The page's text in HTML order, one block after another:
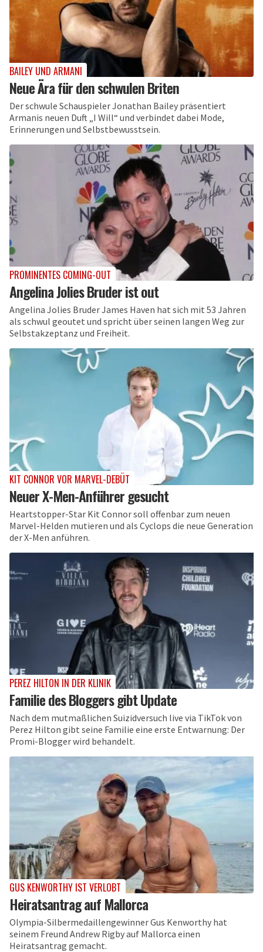
BAILEY UND ARMANI
Neue Ära für den schwulen Briten
Der schwule Schauspieler Jonathan Bailey präsentiert
Armanis neuen Duft „I Will“ und verbindet dabei Mode,
Erinnerungen und Selbstbewusstsein.
PROMINENTES COMING-OUT
Angelina Jolies Bruder ist out
Angelina Jolies Bruder James Haven hat sich mit 53 Jahren
als schwul geoutet und spricht über seinen langen Weg zur
Selbstakzeptanz und Freiheit.
KIT CONNOR VOR MARVEL-DEBÜT
Neuer X-Men-Anführer gesucht
Heartstopper-Star Kit Connor soll offenbar zum neuen
Marvel-Helden mutieren und als Cyclops die neue Generation
der X-Men anführen.
PEREZ HILTON IN DER KLINIK
Familie des Bloggers gibt Update
Nach dem mutmaßlichen Suizidversuch live via TikTok von
Perez Hilton gibt seine Familie eine erste Entwarnung: Der
Promi-Blogger wird behandelt.
GUS KENWORTHY IST VERLOBT
Heiratsantrag auf Mallorca
Olympia-Silbermedaillengewinner Gus Kenworthy hat
seinem Freund Andrew Rigby auf Mallorca einen
Heiratsantrag gemacht.